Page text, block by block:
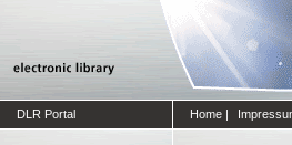
DLR Portal Home |